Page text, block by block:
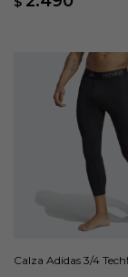
Calza Adidas 3/4